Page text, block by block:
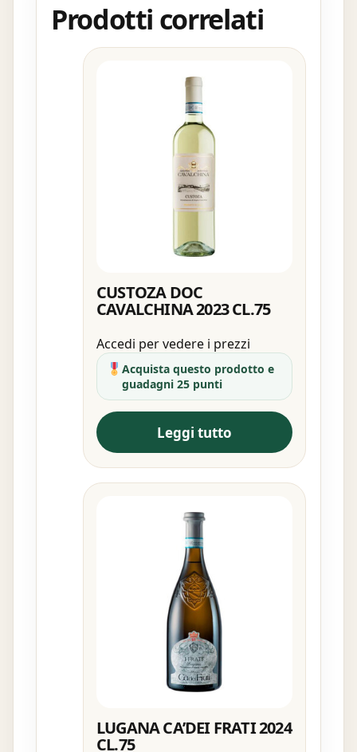
Prodotti correlati
CUSTOZA DOC
CAVALCHINA 2023 CL.75
Accedi per vedere i prezzi
Acquista questo prodotto e
guadagni 25 punti
Leggi tutto
LUGANA CA’DEI FRATI 2024
CL.75